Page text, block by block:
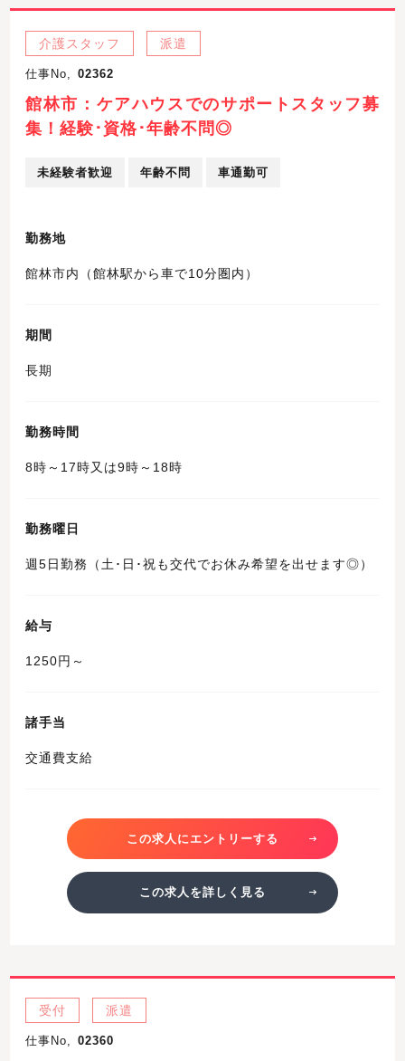
介護スタッフ 派遣
仕事No, 02362
館林市：ケアハウスでのサポートスタッフ募
集！経験･資格･年齢不問◎
未経験者歓迎 年齢不問 車通勤可
勤務地
館林市内（館林駅から車で10分圏内）
期間
長期
勤務時間
8時～17時又は9時～18時
勤務曜日
週5日勤務（土･日･祝も交代でお休み希望を出せます◎）
給与
1250円～
諸手当
交通費支給
この求人にエントリーする
この求人を詳しく見る
受付 派遣
仕事No, 02360